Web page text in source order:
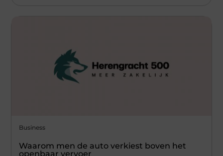
Business
Waarom men de auto verkiest boven het
openbaar vervoer